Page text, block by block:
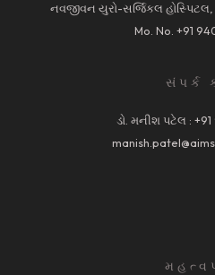
નવજીવન યુરો-સર્જિકલ હોસ્પિટલ,
Mo. No. +91
સંપર્ક
ડો. મનીશ પટેલ :